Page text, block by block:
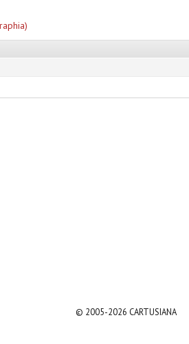
© 2005-2026 CARTUSIANA